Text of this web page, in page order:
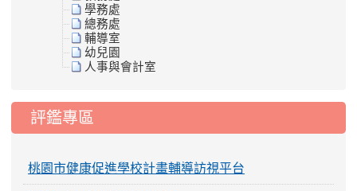
學務處
總務處
輔導室
幼兒園
人事與會計室
評鑑專區
桃園市健康促進學校計畫輔導訪視平台